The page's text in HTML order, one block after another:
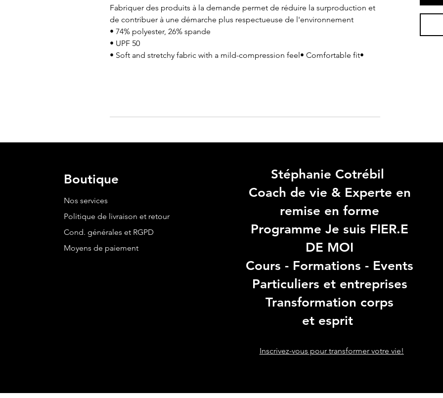
Fabriquer des produits à la demande permet de réduire la surproduction et
de contribuer à une démarche plus respectueuse de l'environnement
• 74% polyester, 26% spande
• UPF 50
• Soft and stretchy fabric with a mild-compression feel• Comfortable fit•
Boutique
Nos services
Politique de livraison et retour
Cond. générales et RGPD
Moyens de paiement
Stéphanie Cotrébil
Coach de vie & Experte en
remise en forme
Programme Je suis FIER.E
DE MOI
Cours - Formations - Events
Particuliers et entreprises
Transformation corps
et esprit
Inscrivez-vous pour transformer votre vie!